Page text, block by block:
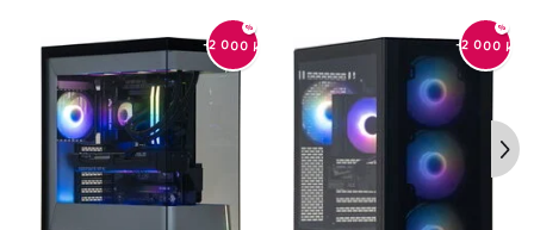
-2 000 kr -2 000 kr